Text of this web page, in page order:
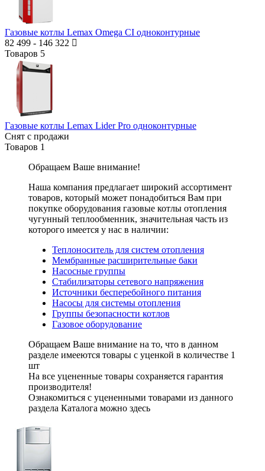
Газовые котлы Lemax Omega CI одноконтурные
82 499 - 146 322
Товаров 5
Газовые котлы Lemax Lider Pro одноконтурные
Снят с продажи
Товаров 1
Обращаем Ваше внимание!
Наша компания предлагает широкий ассортимент
товаров, который может понадобиться Вам при
покупке оборудования газовые котлы отопления
чугунный теплообменник, значительная часть из
которого имеется у нас в наличии:
Теплоноситель для систем отопления
Мембранные расширительные баки
Насосные группы
Стабилизаторы сетевого напряжения
Источники бесперебойного питания
Насосы для системы отопления
Группы безопасности котлов
Газовое оборудование
Обращаем Ваше внимание на то, что в данном
разделе имееются товары с уценкой в количестве 1
шт
На все уцененные товары сохраняется гарантия
производителя!
Ознакомиться с уцененными товарами из данного
раздела Каталога можно здесь